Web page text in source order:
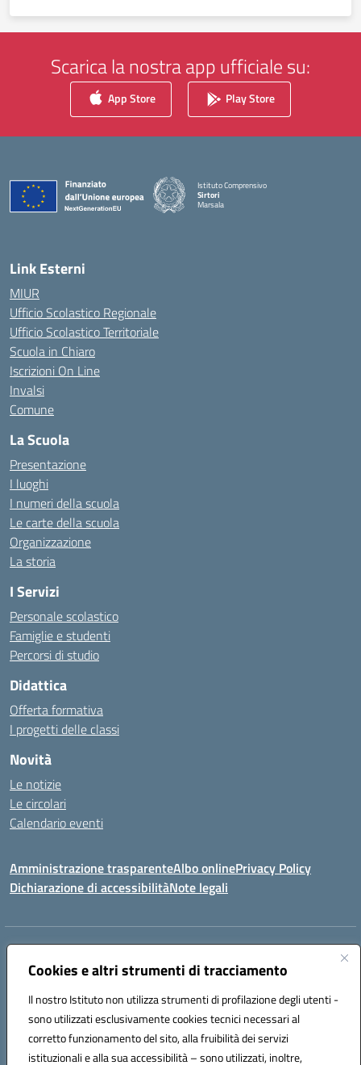
Cookies e altri strumenti di tracciamento
Il nostro Istituto non utilizza strumenti di profilazione degli utenti -
sono utilizzati esclusivamente cookies tecnici necessari al
corretto funzionamento del sito, alla fruibilità dei servizi
istituzionali e alla sua accessibilità – sono utilizzati, inoltre,
Scarica la nostra app ufficiale su:
App Store Play Store
Istituto Comprensivo
Sirtori
Marsala
Link Esterni
MIUR
Ufficio Scolastico Regionale
Ufficio Scolastico Territoriale
Scuola in Chiaro
Iscrizioni On Line
Invalsi
Comune
La Scuola
Presentazione
I luoghi
I numeri della scuola
Le carte della scuola
Organizzazione
La storia
I Servizi
Personale scolastico
Famiglie e studenti
Percorsi di studio
Didattica
Offerta formativa
I progetti delle classi
Novità
Le notizie
Le circolari
Calendario eventi
Amministrazione trasparenteAlbo onlinePrivacy Policy
Dichiarazione di accessibilitàNote legali
Indirizzo:
Centralino:0923993485 Email:tpic84500v@istruzione.it
Codice fiscale: 91039050819
Codice meccanografico:
tpic84500v
Codice unico di fatturazione (CUF): JZDXRK